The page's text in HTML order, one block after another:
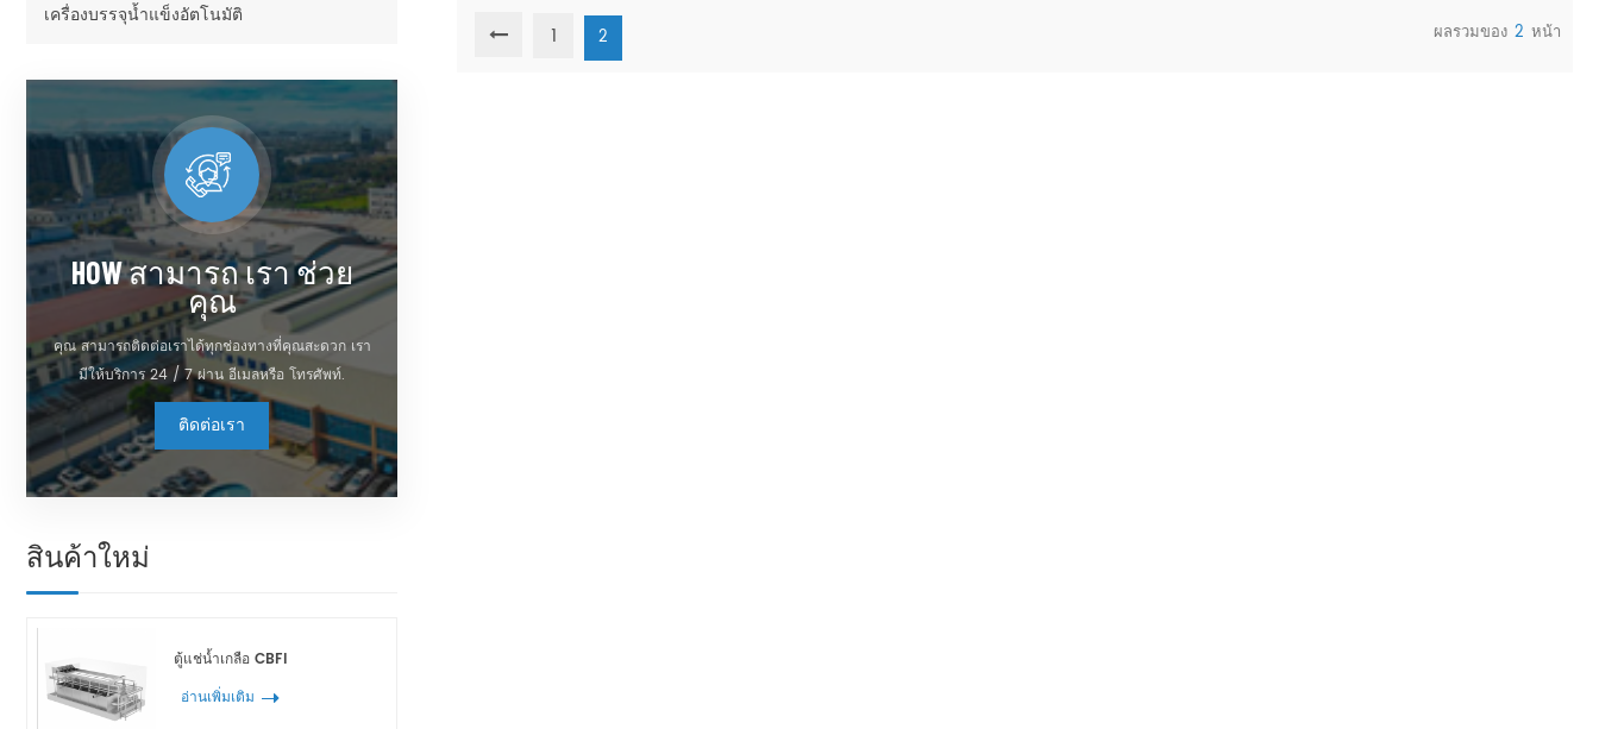
เครื่องบรรจุน้ำแข็งอัตโนมัติ
HOW สามารถ เรา ช่วย
คุณ
คุณ สามารถติดต่อเราได้ทุกช่องทางที่คุณสะดวก เรา
มีให้บริการ 24 / 7 ผ่าน อีเมลหรือ โทรศัพท์.
ติดต่อเรา
สินค้าใหม่
ตู้แช่น้ำเกลือ CBFI
อ่านเพิ่มเติม
แข็ง โดยมีการออกแบบที่ยืดหยุ่น ติดตั้งและบำรุงรักษา
ง่าย และผลิตน้ำแข็งคุณภาพสูงโดยเป็นไปตาม
ดูรายละเอียด
ง่าย และผลิตน้ำแข็งคุณภาพสูงโดยเป็นไปตาม
1 2 ผลรวมของ 2 หน้า